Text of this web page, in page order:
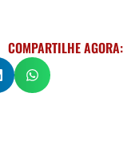
COMPARTILHE AGORA: